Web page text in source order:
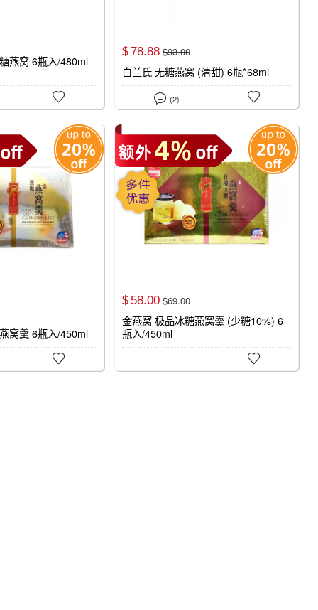
燕窝 6瓶入/480ml

$78.88 $93.00
白兰氏 无糖燕窝 (清甜) 6瓶*68ml
 (2) 
窝羹 6瓶入/450ml

$ 58.00 $69.00
金燕窝 极品冰糖燕窝羹 (少糖10%) 6
瓶入/450ml
